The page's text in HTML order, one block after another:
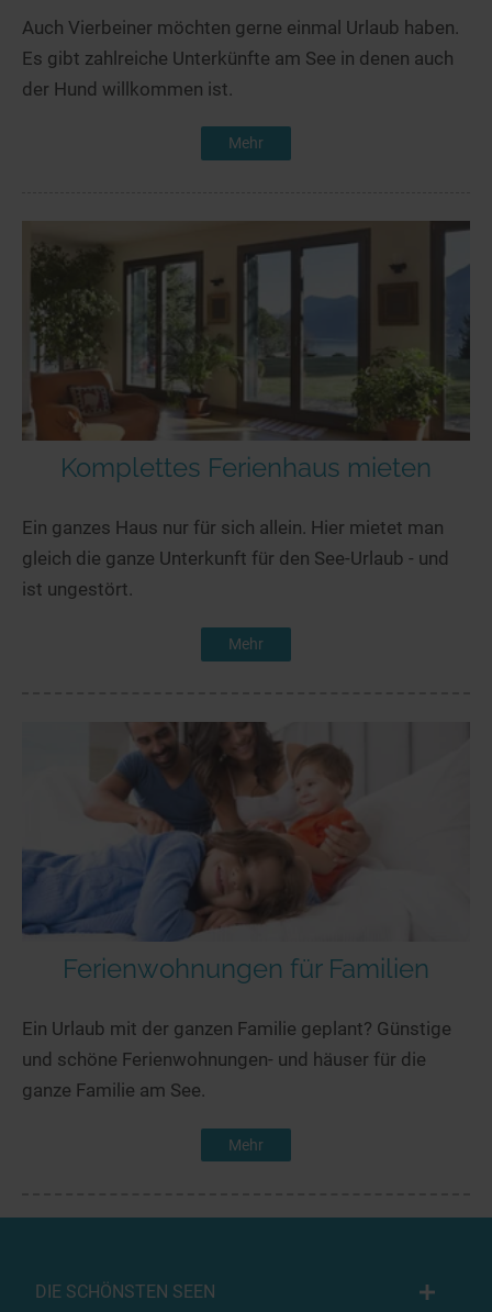
Auch Vierbeiner möchten gerne einmal Urlaub haben.
Es gibt zahlreiche Unterkünfte am See in denen auch
der Hund willkommen ist.
Mehr
Komplettes Ferienhaus mieten
Ein ganzes Haus nur für sich allein. Hier mietet man
gleich die ganze Unterkunft für den See-Urlaub - und
ist ungestört.
Mehr
Ferienwohnungen für Familien
Ein Urlaub mit der ganzen Familie geplant? Günstige
und schöne Ferienwohnungen- und häuser für die
ganze Familie am See.
Mehr
DIE SCHÖNSTEN SEEN